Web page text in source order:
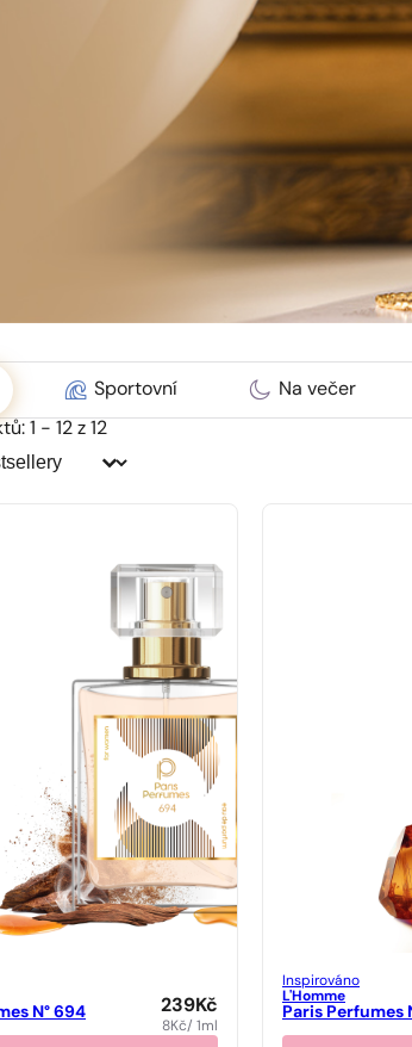
Sportovní Na večer
1 - 12 z 12
N° 694 239Kč
8Kč/ 1ml
Inspirováno
L'Homme
Paris Perfumes